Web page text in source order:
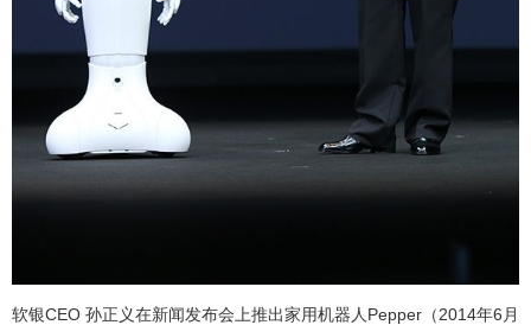
软银CEO 孙正义在新闻发布会上推出家用机器人Pepper（2014年6月